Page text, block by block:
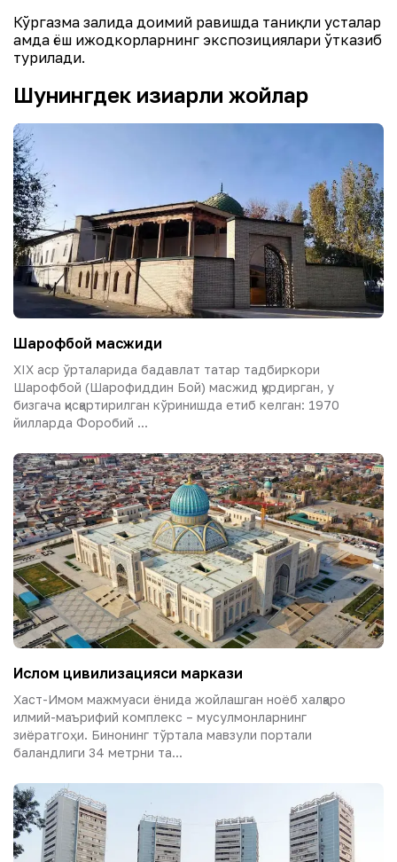
Кўргазма залида доимий равишда таниқли усталар
ҳамда ёш ижодкорларнинг экспозициялари ўтказиб
турилади.
Шунингдек қизиқарли жойлар
Шарофбой масжиди
XIX аср ўрталарида бадавлат татар тадбиркори
Шарофбой (Шарофиддин Бой) масжид қурдирган, у
бизгача қисқартирилган кўринишда етиб келган: 1970
йилларда Форобий ...
Ислом цивилизацияси маркази
Хаст-Имом мажмуаси ёнида жойлашган ноёб халқаро
илмий-маърифий комплекс – мусулмонларнинг
зиёратгоҳи. Бинонинг тўртала мавзули портали
баландлиги 34 метрни та...